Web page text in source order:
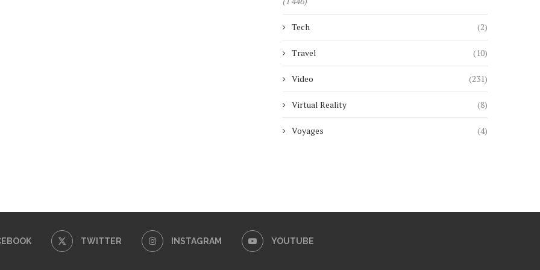
Tech (2)
Travel (10)
Video (231)
Virtual Reality (8)
Voyages (4)
TWITTER INSTAGRAM YOUTUBE